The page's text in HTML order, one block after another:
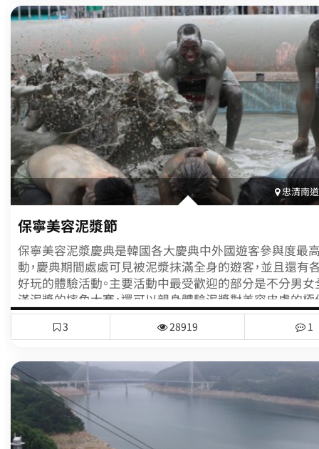
姊妹結盟的研究、合作事業等，致力於讓韓國祖先們所完
文化能夠在世界上佔有一席之地，並且發揮其中心作用。
忠清南
保寧美容泥漿節
保寧美容泥漿慶典是韓國各大慶典中外國遊客參與度最
動，慶典期間處處可見被泥漿抹滿全身的遊客，並且還有
好玩的體驗活動。主要活動中最受歡迎的部分是不分男女
滿泥漿的摔角大賽，還可以親身體驗泥漿對美容皮膚的極
到了夜晚，還能夠在海邊公演場上聆聽動人音樂和觀賞美
3 28919 1